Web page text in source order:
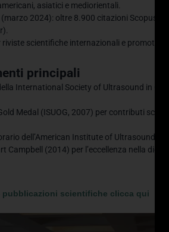
asiatici e mediorientali.
2024): oltre 8.900 citazioni Scopus,
riviste scientifiche internazionali e
principali
International Society of Ultrasound in
Medal (ISUOG, 2007) per contributi
dell’American Institute of Ultrasound in
Campbell (2014) per l’eccellenza nella
pubblicazioni scientifiche clicca qui